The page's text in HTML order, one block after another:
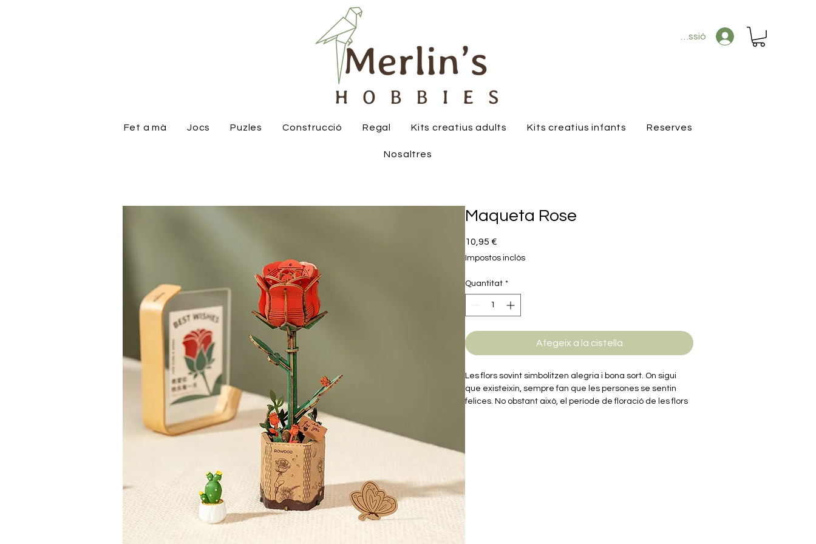
Inicia la sessió
Fet a mà Jocs Puzles Construcció Regal Kits creatius adults Kits creatius infants Reserves
Nosaltres
Maqueta Rose
10,95 €
Impostos inclòs
Quantitat *
Afegeix a la cistella
Les flors sovint simbolitzen alegria i bona sort. On sigui
que existeixin, sempre fan que les persones se sentin
felices. No obstant això, el període de floració de les flors